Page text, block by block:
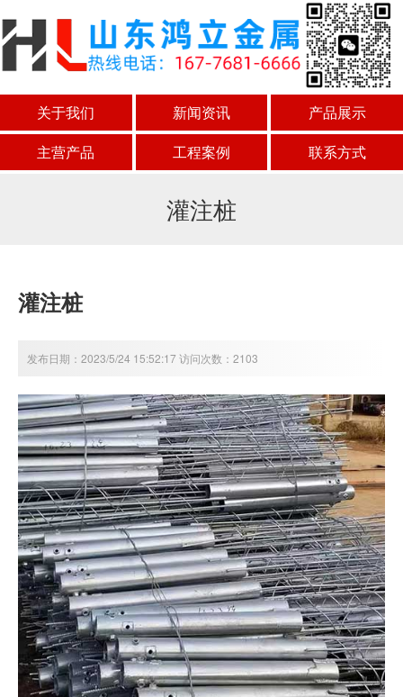
关于我们 新闻资讯
产品展示
主营产品
工程案例 联系方式
灌注桩
灌注桩
发布日期：2023/5/24 15:52:17 访问次数：2103